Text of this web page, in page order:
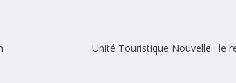
Unité Touristique Nouvelle : le